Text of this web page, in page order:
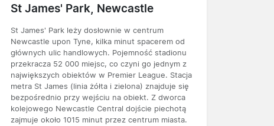
St James' Park, Newcastle
St James' Park leży dosłownie w centrum
Newcastle upon Tyne, kilka minut spacerem od
głównych ulic handlowych. Pojemność stadionu
przekracza 52 000 miejsc, co czyni go jednym z
największych obiektów w Premier League. Stacja
metra St James (linia żółta i zielona) znajduje się
bezpośrednio przy wejściu na obiekt. Z dworca
kolejowego Newcastle Central dojście piechotą
zajmuje około 1015 minut przez centrum miasta.